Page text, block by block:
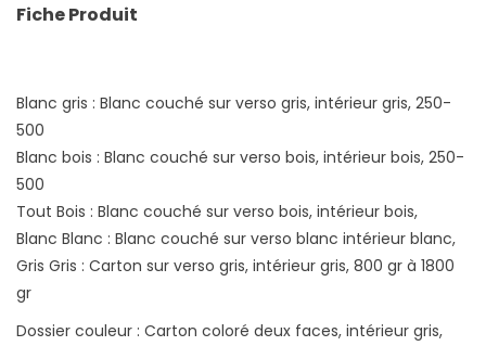
Fiche Produit
Blanc gris : Blanc couché sur verso gris, intérieur gris, 250-
500
Blanc bois : Blanc couché sur verso bois, intérieur bois, 250-
500
Tout Bois : Blanc couché sur verso bois, intérieur bois,
Blanc Blanc : Blanc couché sur verso blanc intérieur blanc,
Gris Gris : Carton sur verso gris, intérieur gris, 800 gr à 1800
gr
Dossier couleur : Carton coloré deux faces, intérieur gris,